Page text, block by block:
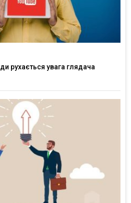
рухається увага глядача